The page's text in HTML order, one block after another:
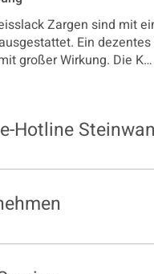
Zargen sind mit
Ein
großer Wirkung. Die K…
Hotline